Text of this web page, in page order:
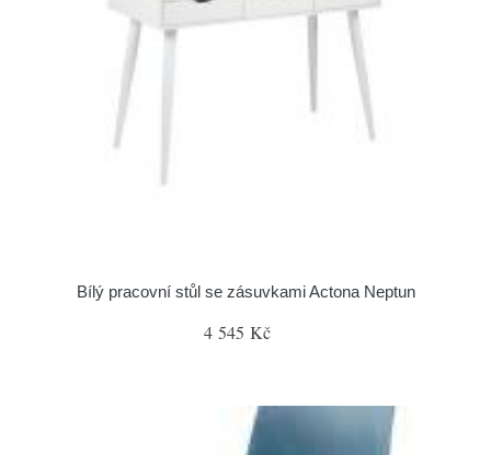
Bílý pracovní stůl se zásuvkami Actona Neptun
4 545 Kč